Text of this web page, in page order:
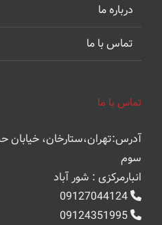
درباره ما
تماس با ما
تماس با ما
آدرس:تهران،ستارخان،
سوم
انبارمرکزی : شور آباد
09127044124
09124351995